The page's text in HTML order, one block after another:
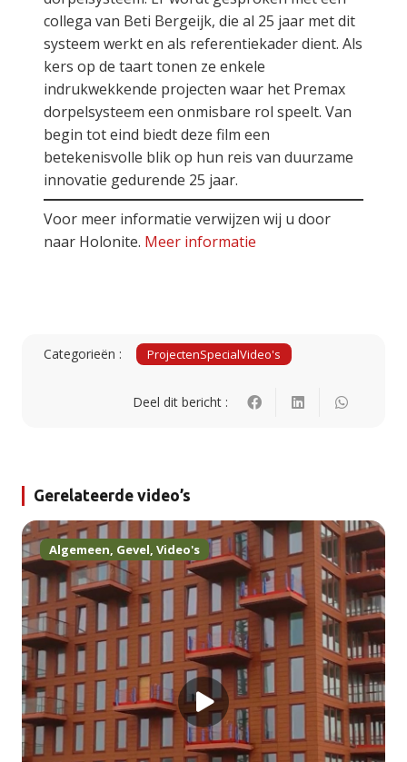
collega van Beti Bergeijk, die al 25 jaar met dit
systeem werkt en als referentiekader dient. Als
kers op de taart tonen ze enkele
indrukwekkende projecten waar het Premax
dorpelsysteem een onmisbare rol speelt. Van
begin tot eind biedt deze film een
betekenisvolle blik op hun reis van duurzame
innovatie gedurende 25 jaar.
Voor meer informatie verwijzen wij u door
naar Holonite. Meer informatie
Categorieën : ProjectenSpecialVideo's
Deel dit bericht :
Gerelateerde video’s
Algemeen, Gevel, Video's